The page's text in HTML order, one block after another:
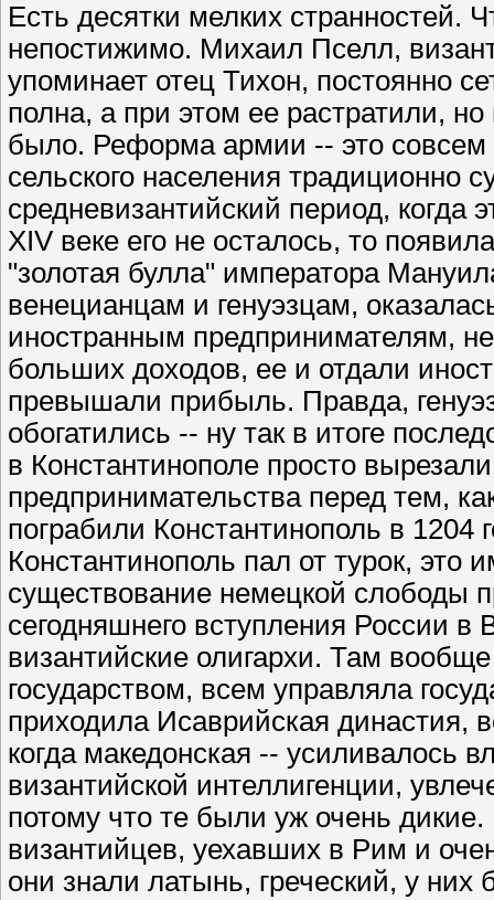
Есть десятки мелких странностей.
непостижимо. Михаил Пселл,
упоминает отец Тихон, постоянно
полна, а при этом ее растратили,
было. Реформа армии -- это совсем
сельского населения традиционно
средневизантийский период, когда
XIV веке его не осталось, то
"золотая булла" императора
венецианцам и генуэзцам,
иностранным предпринимателям,
больших доходов, ее и отдали
превышали прибыль. Правда,
обогатились -- ну так в итоге
в Константинополе просто
предпринимательства перед тем,
пограбили Константинополь в 1204
Константинополь пал от турок,
существование немецкой слободы
сегодняшнего вступления России
византийские олигархи. Там
государством, всем управляла
приходила Исаврийская династия,
когда македонская -- усиливалось
византийской интеллигенции,
потому что те были уж очень
византийцев, уехавших в Рим и
они знали латынь, греческий, у них